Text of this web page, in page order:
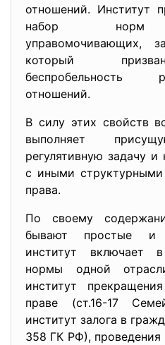
отношений. Институт
набор норм
управомочивающих,
который
беспробельность
отношений.
В силу этих свойств
выполняет
регулятивную задачу
с иными
права.
По своему
бывают простые и
институт включает
нормы одной
институт
праве (ст.16-17
институт залога в
358 ГК РФ), проведения